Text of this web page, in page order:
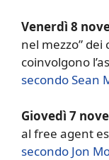
Venerdì 8
nel mezzo”
coinvolgono
secondo Sean
Giovedì 7
al free agent
secondo Jon